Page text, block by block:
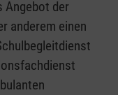
Angebot der
anderem einen